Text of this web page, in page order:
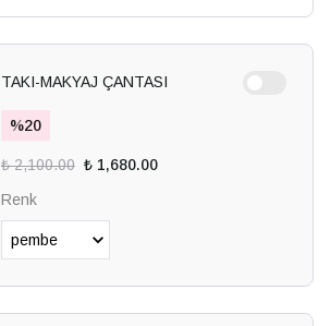
TAKI-MAKYAJ ÇANTASI
%20
₺ 2,100.00 ₺ 1,680.00
Renk